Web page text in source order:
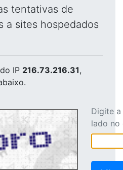
tentativas de
a sites hospedados
do IP 216.73.216.31,
Digite
lado no